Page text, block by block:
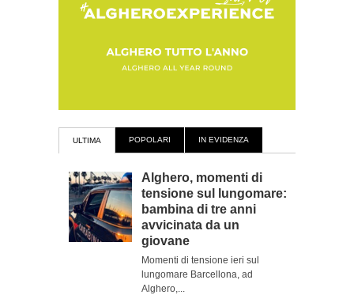
ULTIMA POPOLARI IN EVIDENZA
Alghero, momenti di
tensione sul lungomare:
bambina di tre anni
avvicinata da un
giovane
Momenti di tensione ieri sul
lungomare Barcellona, ad
Alghero,...